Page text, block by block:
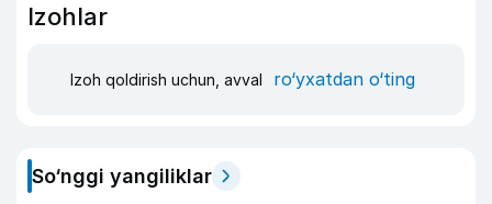
Izohlar
Izoh qoldirish uchun, avval ro‘yxatdan o‘ting
So‘nggi yangiliklar